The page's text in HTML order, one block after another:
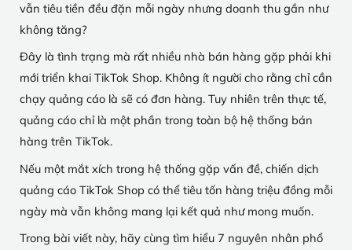
vẫn tiêu tiền đều đặn mỗi ngày nhưng doanh thu gần như
không tăng?
Đây là tình trạng mà rất nhiều nhà bán hàng gặp phải khi
mới triển khai TikTok Shop. Không ít người cho rằng chỉ cần
chạy quảng cáo là sẽ có đơn hàng. Tuy nhiên trên thực tế,
quảng cáo chỉ là một phần trong toàn bộ hệ thống bán
hàng trên TikTok.
Nếu một mắt xích trong hệ thống gặp vấn đề, chiến dịch
quảng cáo TikTok Shop có thể tiêu tốn hàng triệu đồng mỗi
ngày mà vẫn không mang lại kết quả như mong muốn.
Trong bài viết này, hãy cùng tìm hiểu 7 nguyên nhân phổ